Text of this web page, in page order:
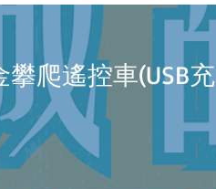
攀爬遙控車(USB充